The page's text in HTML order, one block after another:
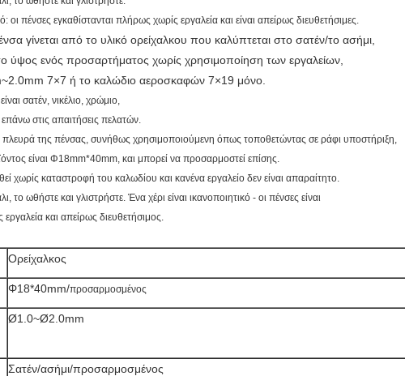
οι πένσες εγκαθίστανται πλήρως χωρίς εργαλεία και είναι απείρως διευθετήσιμες.
γίνεται από το υλικό ορείχαλκου που καλύπτεται στο σατέν/το ασήμι,
ύψος ενός προσαρτήματος χωρίς χρησιμοποίηση των εργαλείων,
7×7 ή το καλώδιο αεροσκαφών 7×19 μόνο.
σατέν, νικέλιο, χρώμιο,
στις απαιτήσεις πελατών.
πλευρά της πένσας, συνήθως χρησιμοποιούμενη όπως τοποθετώντας σε ράφι υποστήριξη,
είναι Φ18mm*40mm, και μπορεί να προσαρμοστεί επίσης.
χωρίς καταστροφή του καλωδίου και κανένα εργαλείο δεν είναι απαραίτητο.
το ωθήστε και γλιστρήστε. Ένα χέρι είναι ικανοποιητικό - οι πένσες είναι
και απείρως διευθετήσιμος.
Ορείχαλκος
Φ18*40mm/προσαρμοσμένος
Ø1.0~Ø2.0mm
Σατέν/ασήμι/προσαρμοσμένος